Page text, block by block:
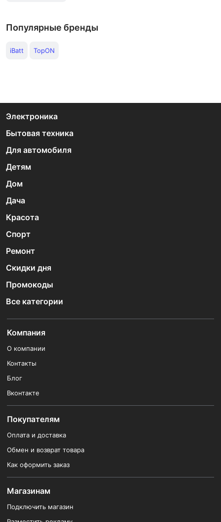
Популярные бренды
iBatt TopON
Электроника
Бытовая техника
Для автомобиля
Детям
Дом
Дача
Красота
Спорт
Ремонт
Скидки дня
Промокоды
Все категории
Компания
О компании
Контакты
Блог
Вконтакте
Покупателям
Оплата и доставка
Обмен и возврат товара
Как оформить заказ
Магазинам
Подключить магазин